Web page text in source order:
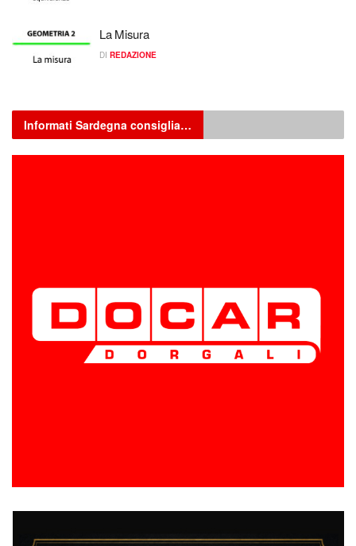
La Misura
DI REDAZIONE
Informati Sardegna consiglia…